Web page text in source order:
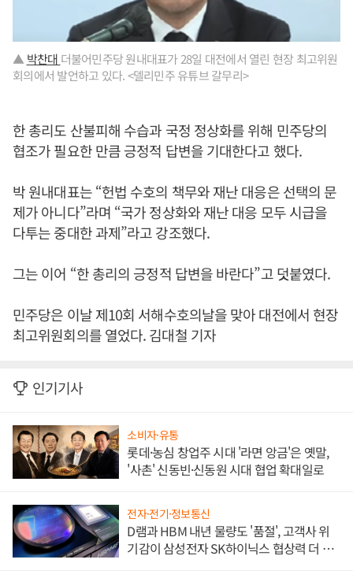
▲ 박찬대 더불어민주당 원내대표가 28일 대전에서 열린 현장 최고위원
회의에서 발언하고 있다. <델리민주 유튜브 갈무리>
한 총리도 산불피해 수습과 국정 정상화를 위해 민주당의
협조가 필요한 만큼 긍정적 답변을 기대한다고 했다.
박 원내대표는 “헌법 수호의 책무와 재난 대응은 선택의 문
제가 아니다”라며 “국가 정상화와 재난 대응 모두 시급을
다투는 중대한 과제”라고 강조했다.
그는 이어 “한 총리의 긍정적 답변을 바란다”고 덧붙였다.
민주당은 이날 제10회 서해수호의날을 맞아 대전에서 현장
최고위원회의를 열었다. 김대철 기자
인기기사
소비자·유통
롯데·농심 창업주 시대 '라면 앙금'은 옛말,
'사촌' 신동빈·신동원 시대 협업 확대일로
전자·전기·정보통신
D램과 HBM 내년 물량도 '품절', 고객사 위
기감이 삼성전자 SK하이닉스 협상력 더 키